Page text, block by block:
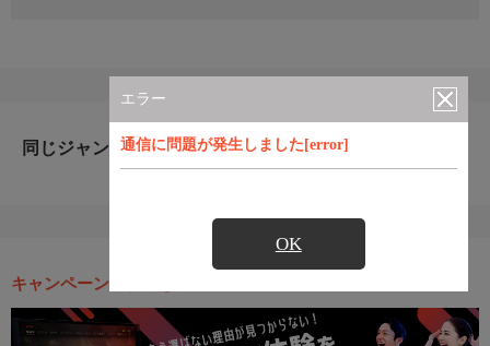
エラー
通信に問題が発生しました[error]
OK
同じジャンルのおすすめ番組
キャンペーン・お得な情報